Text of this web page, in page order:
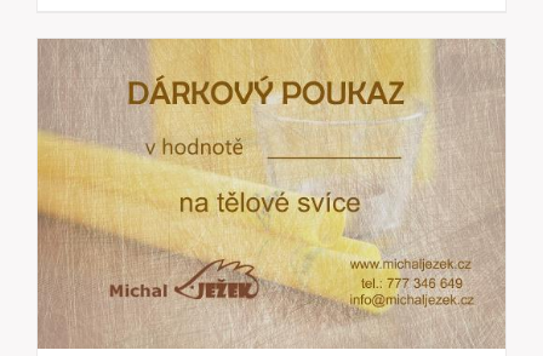
200 Kč
až
5000 Kč